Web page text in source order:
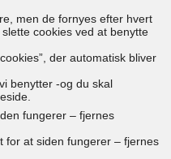
men de fornyes efter hvert
cookies ved at benytte
der automatisk bliver
benytter -og du skal
fungerer – fjernes
for at siden fungerer – fjernes